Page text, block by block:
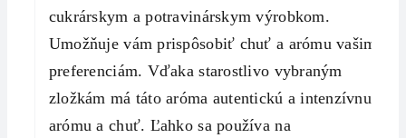
cukrárskym a potravinárskym výrobkom.
Umožňuje vám prispôsobiť chuť a arómu vašim
preferenciám. Vďaka starostlivo vybraným
zložkám má táto aróma autentickú a intenzívnu
arómu a chuť. Ľahko sa používa na